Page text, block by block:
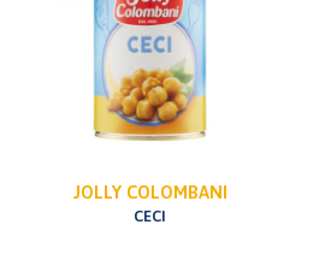
JOLLY COLOMBANI
CECI